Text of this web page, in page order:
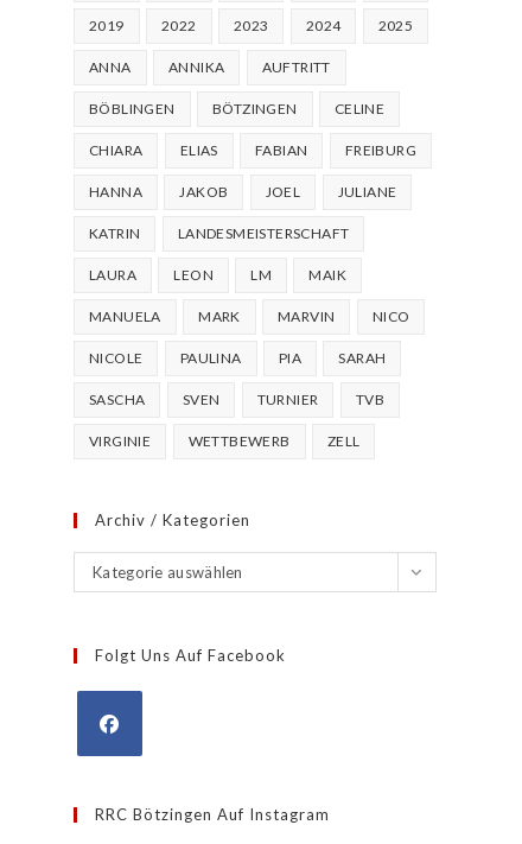
2019 2022 2023 2024 2025
ANNA ANNIKA AUFTRITT
BÖBLINGEN BÖTZINGEN CELINE
CHIARA ELIAS FABIAN FREIBURG
HANNA JAKOB JOEL JULIANE
KATRIN LANDESMEISTERSCHAFT
LAURA LEON LM MAIK
MANUELA MARK MARVIN NICO
NICOLE PAULINA PIA SARAH
SASCHA SVEN TURNIER TVB
VIRGINIE WETTBEWERB ZELL
Archiv / Kategorien
Archiv
/
Kategorie auswählen
Folgt Uns Auf Facebook
a
RRC Bötzingen Auf Instagram